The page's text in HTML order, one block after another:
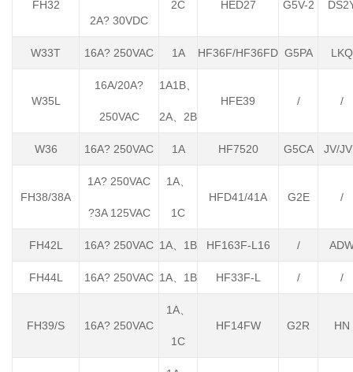
FH32
2A? 30VDC
2C HED27 G5V-2
W33T 16A? 250VAC 1A HF36F/HF36FD G5PA LKQ
W35L
16A/20A?
250VAC
1A1B、
2A、2B
HFE39 / /
W36 16A? 250VAC 1A HF7520 G5CA JV/
FH38/38A
1A? 250VAC
?3A 125VAC
1A、
1C
HFD41/41A G2E /
FH42L 16A? 250VAC 1A、1B HF163F-L16 /
FH44L 16A? 250VAC 1A、1B HF33F-L / /
FH39/S 16A? 250VAC
1A、
1C
HF14FW G2R HN